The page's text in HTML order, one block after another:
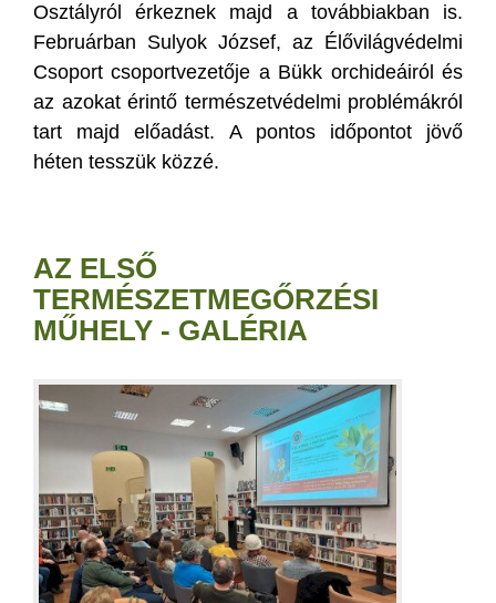
Osztályról érkeznek majd a továbbiakban is.
Februárban Sulyok József, az Élővilágvédelmi
Csoport csoportvezetője a Bükk orchideáiról és
az azokat érintő természetvédelmi problémákról
tart majd előadást. A pontos időpontot jövő
héten tesszük közzé.
AZ ELSŐ
TERMÉSZETMEGŐRZÉSI
MŰHELY - GALÉRIA